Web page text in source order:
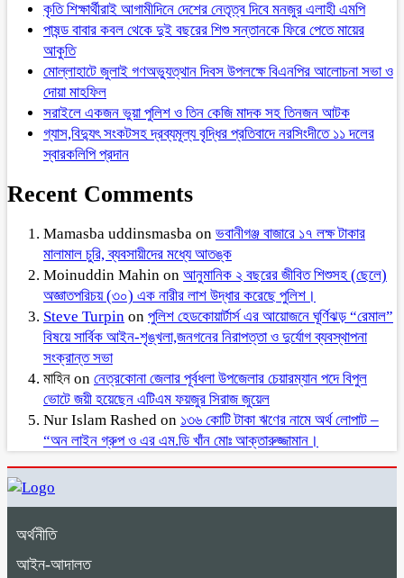
কৃতি শিক্ষার্থীরাই আগামীদিনে দেশের নেতৃত্ব দিবে মনজুর এলাহী এমপি
পাষন্ড বাবার কবল থেকে দুই বছরের শিশু সন্তানকে ফিরে পেতে মায়ের
আকুতি
মোল্লাহাটে জুলাই গণঅভ্যুত্থান দিবস উপলক্ষে বিএনপির আলোচনা সভা ও
দোয়া মাহফিল
সরাইলে একজন ভুয়া পুলিশ ও তিন কেজি মাদক সহ তিনজন আটক
গ্যাস,বিদ্যুৎ সংকটসহ দ্রব্যমূল্য বৃদ্ধির প্রতিবাদে নরসিংদীতে ১১ দলের
স্বারকলিপি প্রদান
Recent Comments
Mamasba uddinsmasba on ভবানীগঞ্জ বাজারে ১৭ লক্ষ টাকার
মালামাল চুরি, ব্যবসায়ীদের মধ্যে আতঙ্ক
Moinuddin Mahin on আনুমানিক ২ বছরের জীবিত শিশুসহ (ছেলে)
অজ্ঞাতপরিচয় (৩০) এক নারীর লাশ উদ্ধার করেছে পুলিশ।
Steve Turpin on পুলিশ হেডকোয়ার্টার্স এর আয়োজনে ঘূর্ণিঝড় “রেমাল”
বিষয়ে সার্বিক আইন-শৃঙ্খলা,জনগনের নিরাপত্তা ও দুর্যোগ ব্যবস্থাপনা
সংক্রান্ত সভা
মাহিন on নেত্রকোনা জেলার পূর্বধলা উপজেলার চেয়ারম্যান পদে বিপুল
ভোটে জয়ী হয়েছেন এটিএম ফয়জুর সিরাজ জুয়েল
Nur Islam Rashed on ১৩৬ কোটি টাকা ঋণের নামে অর্থ লোপাট –
“অন লাইন গ্রুপ ও এর এম.ডি খাঁন মোঃ আক্তারুজ্জামান।
অর্থনীতি
আইন-আদালত